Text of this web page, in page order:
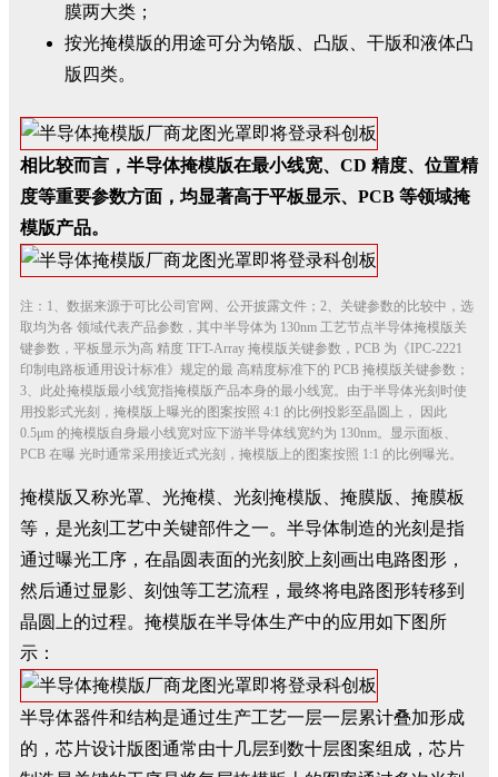
膜两大类；
按光掩模版的用途可分为铬版、凸版、干版和液体凸
版四类。
相比较而言，半导体掩模版在最小线宽、CD 精度、位置精
度等重要参数方面，均显著高于平板显示、PCB 等领域掩
模版产品。
注：1、数据来源于可比公司官网、公开披露文件；2、关键参数的比较中，选
取均为各 领域代表产品参数，其中半导体为 130nm 工艺节点半导体掩模版关
键参数，平板显示为高 精度 TFT-Array 掩模版关键参数，PCB 为《IPC-2221
印制电路板通用设计标准》规定的最 高精度标准下的 PCB 掩模版关键参数；
3、此处掩模版最小线宽指掩模版产品本身的最小线宽。由于半导体光刻时使
用投影式光刻，掩模版上曝光的图案按照 4:1 的比例投影至晶圆上， 因此
0.5μm 的掩模版自身最小线宽对应下游半导体线宽约为 130nm。显示面板、
PCB 在曝 光时通常采用接近式光刻，掩模版上的图案按照 1:1 的比例曝光。
掩模版又称光罩、光掩模、光刻掩模版、掩膜版、掩膜板
等，是光刻工艺中关键部件之一。半导体制造的光刻是指
通过曝光工序，在晶圆表面的光刻胶上刻画出电路图形，
然后通过显影、刻蚀等工艺流程，最终将电路图形转移到
晶圆上的过程。掩模版在半导体生产中的应用如下图所
示：
半导体器件和结构是通过生产工艺一层一层累计叠加形成
的，芯片设计版图通常由十几层到数十层图案组成，芯片